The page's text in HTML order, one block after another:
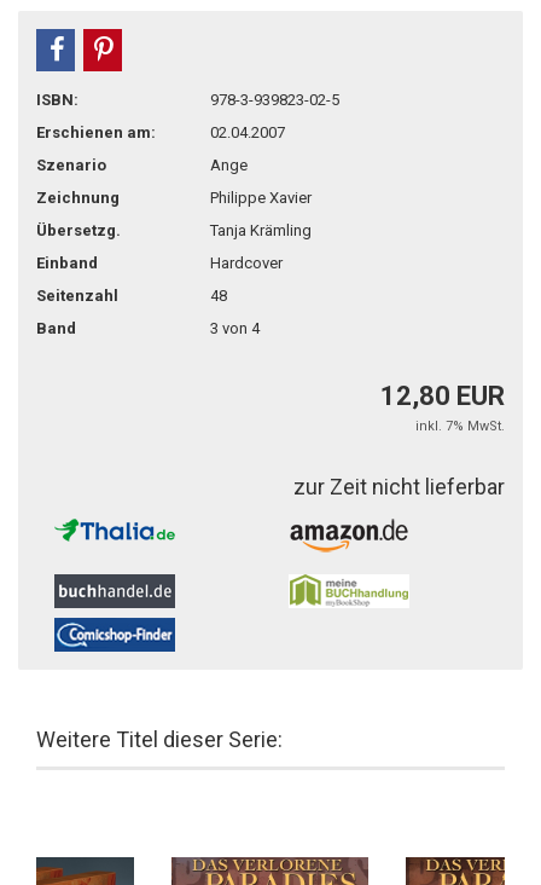
teilen
ISBN:
978-3-939823-02-5
Erschienen am:
02.04.2007
Szenario
Ange
Zeichnung
Philippe Xavier
Übersetzg.
Tanja Krämling
Einband
Hardcover
Seitenzahl
48
Band
3 von 4
12,80 EUR
inkl. 7% MwSt.
zur Zeit nicht lieferbar
Weitere Titel dieser Serie: